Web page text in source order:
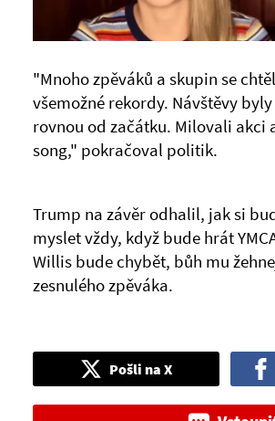
"Mnoho zpěváků a skupin se
všemožné rekordy. Návštěvy
rovnou od začátku. Milovali akci
song," pokračoval politik.
Trump na závěr odhalil, jak si
myslet vždy, když bude hrát
Willis bude chybět, bůh mu
zesnulého zpěváka.
Pošli na X